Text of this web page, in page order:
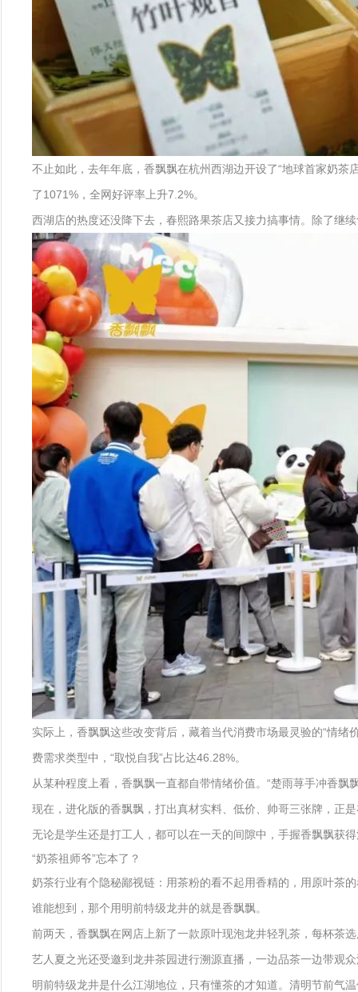
不止如此，去年年底，香飘飘在杭州西湖边开设了“地球首家奶
了1071%，全网好评率上升7.2%。
西湖店的热度还没降下去，春熙路果茶店又接力搞事情。除了继
实际上，香飘飘这些改变背后，藏着当代消费市场最灵验的“情绪
费需求类型中，“取悦自我”占比达46.28%。
从某种程度上看，香飘飘一直都自带情绪价值。“楚雨荨手冲香
现在，进化版的香飘飘，打出真材实料、低价、帅哥三张牌，正
无论是学生还是打工人，都可以在一天的间隙中，手握香飘飘获
“奶茶祖师爷”忘本了？
奶茶行业有个隐秘鄙视链：用茶粉的看不起用香精的，用原叶
谁能想到，那个用明前特级龙井的就是香飘飘。
前两天，香飘飘在网店上新了一款原叶现泡龙井轻乳茶，每杯茶
艺人夏之光还受邀到龙井茶园进行溯源直播，一边品茶一边带观
明前特级龙井是什么江湖地位，只有懂茶的才知道。清明节前气